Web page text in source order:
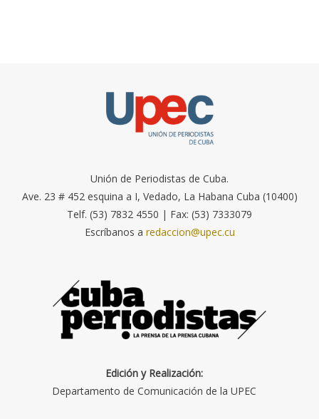
Unión de Periodistas de Cuba.
Ave. 23 # 452 esquina a I, Vedado, La Habana Cuba (10400)
Telf. (53) 7832 4550 | Fax: (53) 7333079
Escríbanos a redaccion@upec.cu
Edición y Realización:
Departamento de Comunicación de la UPEC